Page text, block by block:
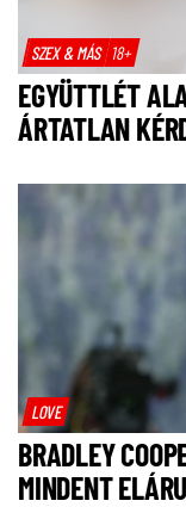
SZEX & MÁS 18+
EGYÜTTLÉT
ÁRTATLAN
LOVE
BRADLEY
MINDENT